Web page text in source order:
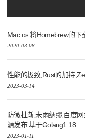
Mac os:将Homebrew的
2020-03-08
性能的极致,Rust的加持
2023-03-14
防微杜渐,未雨绸缪,百度
源发布,基于Golang1.18
2023-01-11